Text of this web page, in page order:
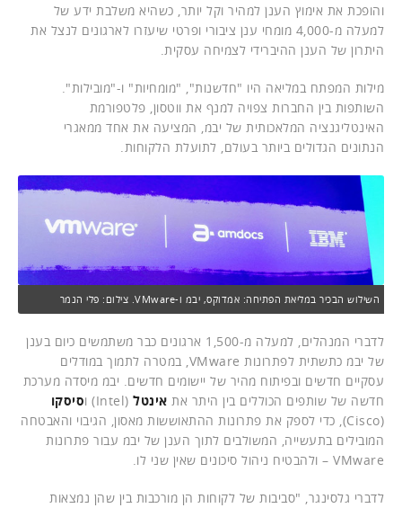
והופכת את אימוץ הענן למהיר וקל יותר, כשהיא משלבת ידע של
למעלה מ-4,000 מומחי ענן ציבורי ופרטי שיעזרו לארגונים לנצל את
היתרון של הענן ההיברידי לצמיחה עסקית.
מילות המפתח במליאה היו "חדשנות", "מומחיות" ו-"מובילות".
השותפות בין החברות צפויה למנף את ווטסון, פלטפורמת
האינטליגנציה המלאכותית של יבמ, המציעה את אחד ממאגרי
הנתונים הגדולים ביותר בעולם, לתועלת הלקוחות.
השילוש הבכיר במליאת הפתיחה: אמדוקס, יבמ ו-VMware. צילום: פלי הנמר
לדברי המנהלים, למעלה מ-1,500 ארגונים כבר משתמשים כיום בענן
של יבמ כתשתית לפתרונות VMware, במטרה לתמוך במודלים
עסקיים חדשים ובפיתוח מהיר של יישומים חדשים. יבמ מיסדה מערכת
חדשה של שותפים הכוללים בין היתר את אינטל (Intel) ו
סיסקו
(Cisco), כדי לספק את פתרונות ההתאוששות מאסון, הגיבוי והאבטחה
המובילים בתעשייה, המשולבים לתוך הענן של יבמ עבור פתרונות
VMware – ולהבטיח ניהול סיכונים שאין שני לו.
לדברי גלסינגר, "סביבות של לקוחות הן מורכבות בין שהן נמצאות